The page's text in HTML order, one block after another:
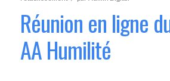
Réunion en ligne
AA Humilité